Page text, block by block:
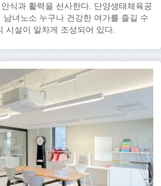
식과 활력을 선사한다. 단양생태체육공
녀노소 누구나 건강한 여가를 즐길 수
시설이 알차게 조성되어 있다.